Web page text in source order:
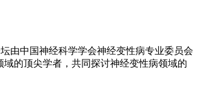
由中国神经科学学会神经变性病专业委员会
的顶尖学者，共同探讨神经变性病领域的